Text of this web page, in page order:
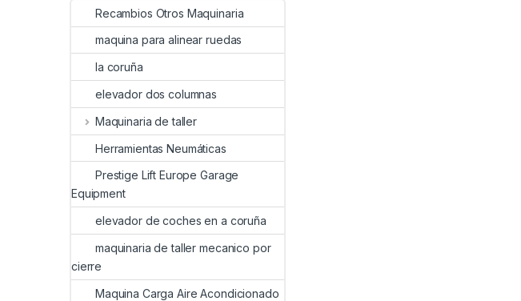
Recambios Otros Maquinaria
maquina para alinear ruedas
la coruña
elevador dos columnas
Maquinaria de taller
Herramientas Neumáticas
Prestige Lift Europe Garage
Equipment
elevador de coches en a coruña
maquinaria de taller mecanico por
cierre
Maquina Carga Aire Acondicionado